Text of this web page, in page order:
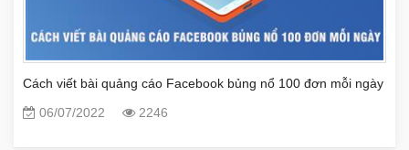
Cách viết bài quảng cáo Facebook bủng nổ 100 đơn mỗi ngày
06/07/2022
2246